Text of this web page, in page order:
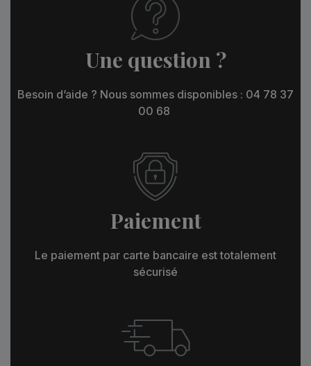
Une question ?
Besoin d’aide ? Nous sommes disponibles : 04 78 37
00 68
Paiement
Le paiement par carte bancaire est totalement
sécurisé